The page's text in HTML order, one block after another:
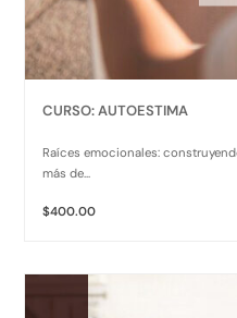
CURSO: AUTOESTIMA
Raíces emocionales:
más de...
$400.00